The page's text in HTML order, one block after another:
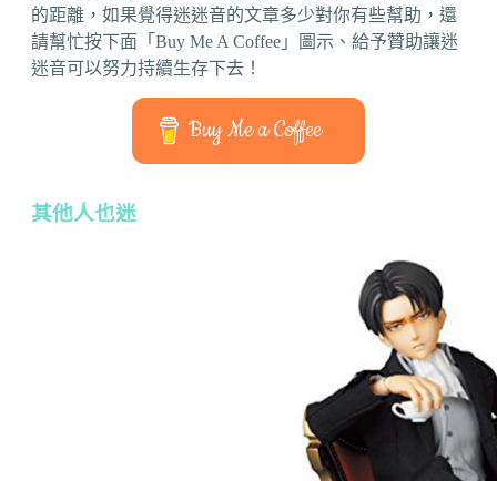
的距離，如果覺得迷迷音的文章多少對你有些幫助，還
請幫忙按下面「Buy Me A Coffee」圖示、給予贊助讓迷
迷音可以努力持續生存下去！
Buy Me a Coffee
其他人也迷